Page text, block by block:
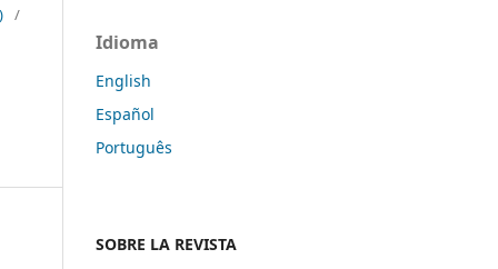
/
Idioma
English
Español
Português
SOBRE LA REVISTA